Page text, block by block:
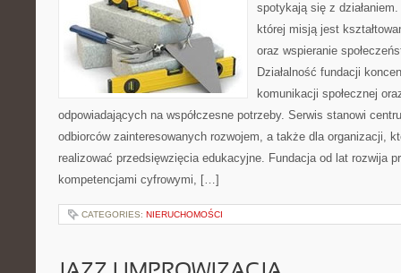
spotykają się z
której misją jest
oraz wspieranie
Działalność fundacji
komunikacji społecznej
odpowiadających na współczesne potrzeby. Serwis stanowi
odbiorców zainteresowanych rozwojem, a także dla organizacji,
realizować przedsięwzięcia edukacyjne. Fundacja od lat rozwija
kompetencjami cyfrowymi, […]
CATEGORIES: NIERUCHOMOŚCI